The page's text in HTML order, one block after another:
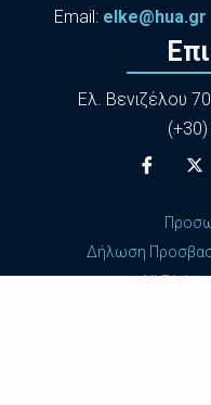
Εmail: elke@hua.gr
Ελ. Βενιζέλου
Δήλωση
All